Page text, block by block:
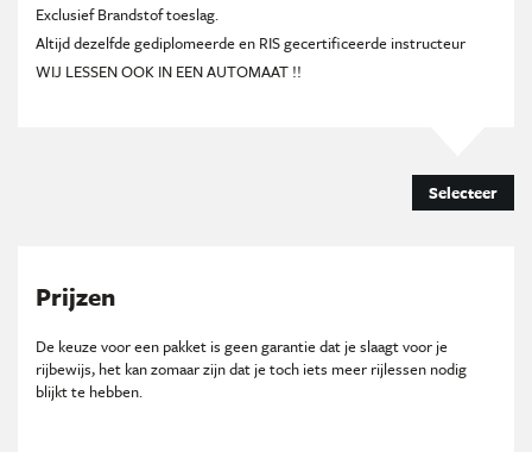
Exclusief Brandstof toeslag.
Altijd dezelfde gediplomeerde en RIS gecertificeerde instructeur
WIJ LESSEN OOK IN EEN AUTOMAAT !!
Selecteer
Prijzen
De keuze voor een pakket is geen garantie dat je slaagt voor je
rijbewijs, het kan zomaar zijn dat je toch iets meer rijlessen nodig
blijkt te hebben.